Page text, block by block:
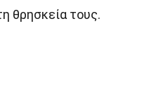
θρησκεία τους.